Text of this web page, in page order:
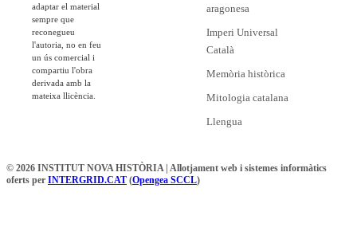
adaptar el material
sempre que
reconegueu
l'autoria, no en feu
un ús comercial i
compartiu l'obra
derivada amb la
mateixa llicència.
aragonesa
Imperi Universal
Català
Memòria històrica
Mitologia catalana
Llengua
© 2026 INSTITUT NOVA HISTÒRIA | Allotjament web i sistemes informàtics
oferts per INTERGRID.CAT (Opengea SCCL)